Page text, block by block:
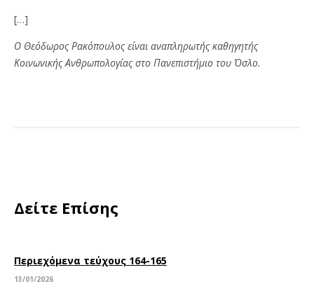
[…]
Ο Θεόδωρος Ρακόπουλος είναι αναπληρωτής καθηγητής
Κοινωνικής Ανθρωπολογίας στο Πανεπιστήμιο του Όσλο.
Δείτε Επίσης
Περιεχόμενα τεύχους 164-165
13/01/2026